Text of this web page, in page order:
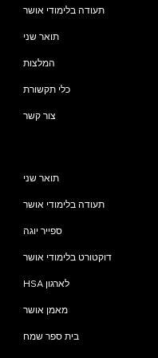
תעודה בלימודי אושר
תואר שני
המלצות
כלי תקשורת
צור קשר
תואר שני
תעודה בלימודי אושר
ספייר יוגה
דוקטורט בלימודי אושר
HSA לארגון
מאמן אושר
בית ספר שמח